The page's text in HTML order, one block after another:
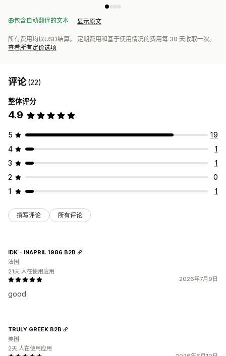
包含自动翻译的文本 显示原文
所有费用均以USD结算。 定期费用和基于使用情况的费用每 30 天收取一次。
查看所有定价选项
评论(22)
整体评分
4.9
5
19
4
1
3
1
2
0
1
1
撰写评论 所有评论
2026年7月9日
good
IDK - INAPRIL 1986 B2B
法国
21天 人在使用应用
TRULY GREEK B2B
美国
2天 人在使用应用